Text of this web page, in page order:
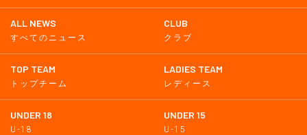
ALL NEWS
すべてのニュース
CLUB
クラブ
TOP TEAM
トップチーム
LADIES TEAM
レディース
UNDER 18
U-18
UNDER 15
U-15